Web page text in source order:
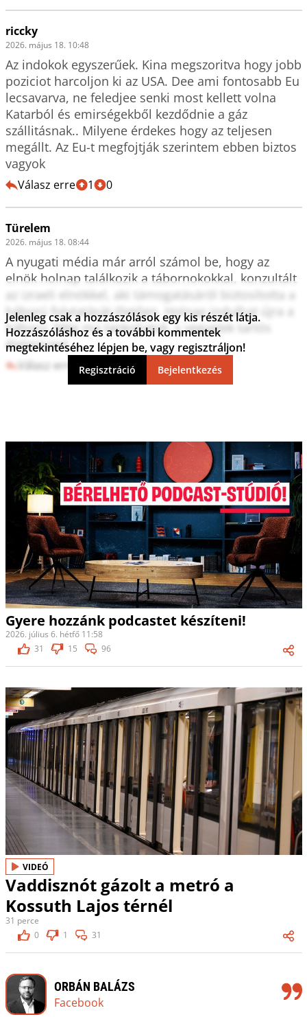
riccky
2026. május 18. 10:48
Az indokok egyszerűek. Kina megszoritva hogy jobb
poziciot harcoljon ki az USA. Dee ami fontosabb Eu
lecsavarva, ne feledjee senki most kellett volna
Katarból és emirségekből kezdődnie a gáz
szállitásnak.. Milyene érdekes hogy az teljesen
megállt. Az Eu-t megfojtják szerintem ebben biztos
vagyok
Válasz erre 1 0
Türelem
2026. május 18. 08:44
A nyugati média már arról számol be, hogy az
elnök holnap találkozik a tábornokokkal, konzultált
az izraeli elnökkel, aki támogatásáról biztosította a
háború folytatását illetően. Holnap indulhat újra a
háború. Még ma tankoljatok, s vegyetek tartós
élelmiszert......
Válasz erre 0 0
Jelenleg csak a hozzászólások egy kis részét látja.
Hozzászóláshoz és a további kommentek
megtekintéséhez lépjen be, vagy regisztráljon!
Regisztráció Bejelentkezés
Gyere hozzánk podcastet készíteni!
2026. július 6. hétfő 11:58
31
15 96
VIDEÓ
Vaddisznót gázolt a metró a
Kossuth Lajos térnél
31 perce
0
1 31
ORBÁN BALÁZS
Facebook